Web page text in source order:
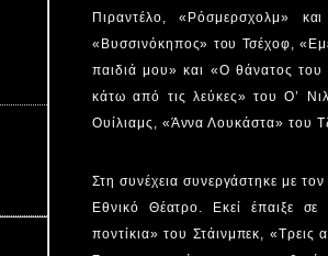
Πιραντέλο, «Ρόσμερσχολμ»
«Βυσσινόκηπος» του Τσέχοφ,
παιδιά μου» και «Ο θάνατος
κάτω από τις λεύκες» του Ο’
Ουίλιαμς, «Άννα Λουκάστα» του
Στη συνέχεια συνεργάστηκε με
Εθνικό Θέατρο. Εκεί έπαιξε
ποντίκια» του Στάινμπεκ,